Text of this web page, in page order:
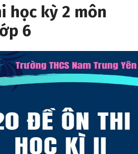
học kỳ 2 môn
6